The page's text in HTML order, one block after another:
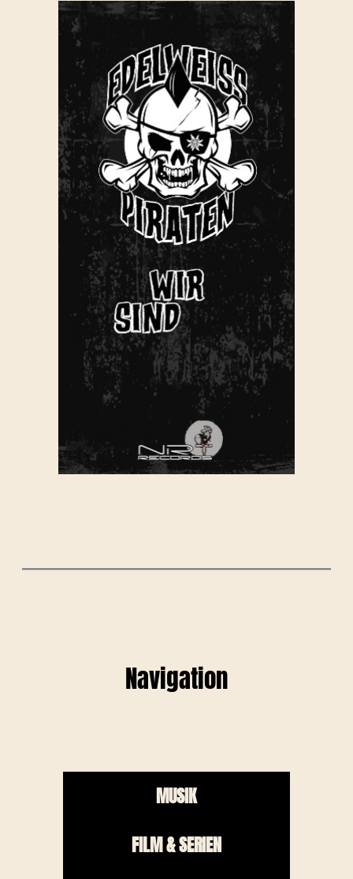
Navigation
MUSIK
FILM & SERIEN